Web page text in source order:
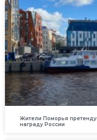
Жители Поморья
награду России